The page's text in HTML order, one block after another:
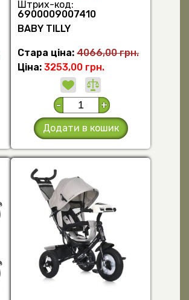
Штрих-код:
6900009007410
BABY TILLY
Стара ціна:4066,00 грн.
Ціна:3253,00 грн.
- +
Додати в кошик